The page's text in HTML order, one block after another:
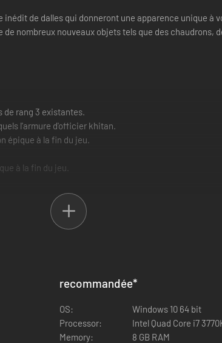
inédit de dalles qui donneront une apparence unique
de nombreux nouveaux objets tels que des
de rang 3 existantes.
l'armure d'officier khitan.
épique à la fin du jeu.
à la fin du jeu.
déjà présents en jeu.recommandée*
OS:
Windows 10 64 bit
Processor:
Intel Quad Core i7
Memory:
8 GB RAM